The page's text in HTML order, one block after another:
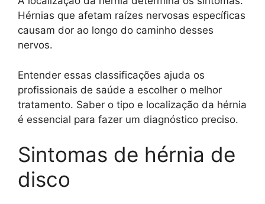
Hérnias que afetam raízes nervosas específicas
causam dor ao longo do caminho desses
nervos.
Entender essas classificações ajuda os
profissionais de saúde a escolher o melhor
tratamento. Saber o tipo e localização da hérnia
é essencial para fazer um diagnóstico preciso.
Sintomas de hérnia de
disco